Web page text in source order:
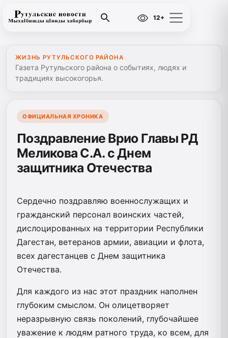
12+
ЖИЗНЬ РУТУЛЬСКОГО РАЙОНА
Газета Рутульского района о событиях, людях и
традициях высокогорья.
ОФИЦИАЛЬНАЯ ХРОНИКА
Поздравление Врио Главы РД
Меликова С.А. с Днем
защитника Отечества
Сердечно поздравляю военнослужащих и
гражданский персонал воинских частей,
дислоцированных на территории Республики
Дагестан, ветеранов армии, авиации и флота,
всех дагестанцев с Днем защитника
Отечества.
Для каждого из нас этот праздник наполнен
глубоким смыслом. Он олицетворяет
неразрывную связь поколений, глубочайшее
уважение к людям ратного труда, ко всем, для